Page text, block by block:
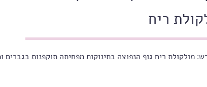
ריח
מולקולת ריח גוף הנפוצה בתינוקות מפחיתה תוקפנות בגברים